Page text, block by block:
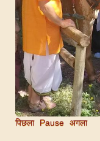
पिछला Pause अगला